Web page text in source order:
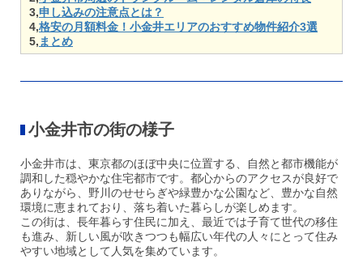
3,申し込みの注意点とは？
4,格安の月額料金！小金井エリアのおすすめ物件紹介3選
5,まとめ
小金井市の街の様子
小金井市は、東京都のほぼ中央に位置する、自然と都市機能が
調和した穏やかな住宅都市です。都心からのアクセスが良好で
ありながら、野川のせせらぎや緑豊かな公園など、豊かな自然
環境に恵まれており、落ち着いた暮らしが楽しめます。
この街は、長年暮らす住民に加え、最近では子育て世代の移住
も進み、新しい風が吹きつつも幅広い年代の人々にとって住み
やすい地域として人気を集めています。